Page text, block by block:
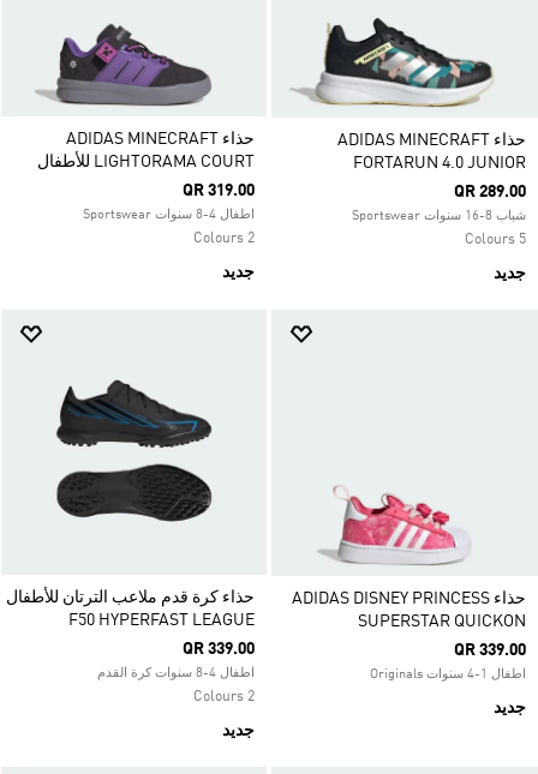
حذاء ADIDAS MINECRAFT
FORTARUN 4.0 JUNIOR
QR 289.00
شباب 8-16 سنوات Sportswear
5 Colours
جديد
حذاء ADIDAS MINECRAFT
LIGHTORAMA COURT للأطفال
QR 319.00
اطفال 4-8 سنوات Sportswear
2 Colours
جديد
حذاء ADIDAS DISNEY PRINCESS
SUPERSTAR QUICKON
QR 339.00
اطفال 1-4 سنوات Originals
جديد
حذاء كرة قدم ملاعب الترتان للأطفال
F50 HYPERFAST LEAGUE
QR 339.00
اطفال 4-8 سنوات كرة القدم
2 Colours
جديد